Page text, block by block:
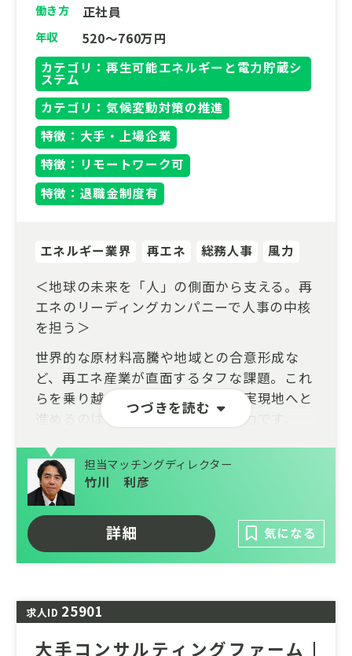
働き方 正社員
年収
520～760万円
カテゴリ：再生可能エネルギーと電力貯蔵シ
ステム
カテゴリ：気候変動対策の推進
特徴：大手・上場企業
特徴：リモートワーク可
特徴：退職金制度有
つづきを読む
エネルギー業界 再エネ 総務人事 風力
＜地球の未来を「人」の側面から支える。再
エネのリーディングカンパニーで人事の中核
を担う＞
世界的な原材料高騰や地域との合意形成な
ど、再エネ産業が直面するタフな課題。これ
らを乗り越え、持続可能な社会を実現地へと
進めるのは、他でもない「人」の力です。
国内最大級の風力発電事業を展開する同社
で、人事の側面から事業成長を支える中核メ
ンバーを募集します。
人事諸施策(等級・評価・報酬制度、人員・
人件費計画、人材開発、組織開発、採用、労
務、給与厚生、海外人事)の企画・実行運営
きます。
ごとに分担し、業務を推進しています。
担当マッチングディレクター
竹川 利彦
詳細 気になる
求人ID 25901
大手コンサルティングファーム |